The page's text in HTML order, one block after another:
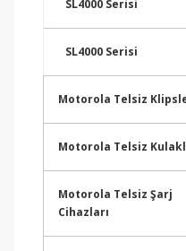
SL4000 Serisi
SL4000 Serisi
Motorola Telsiz
Motorola Telsiz
Motorola Telsiz Şarj
Cihazları